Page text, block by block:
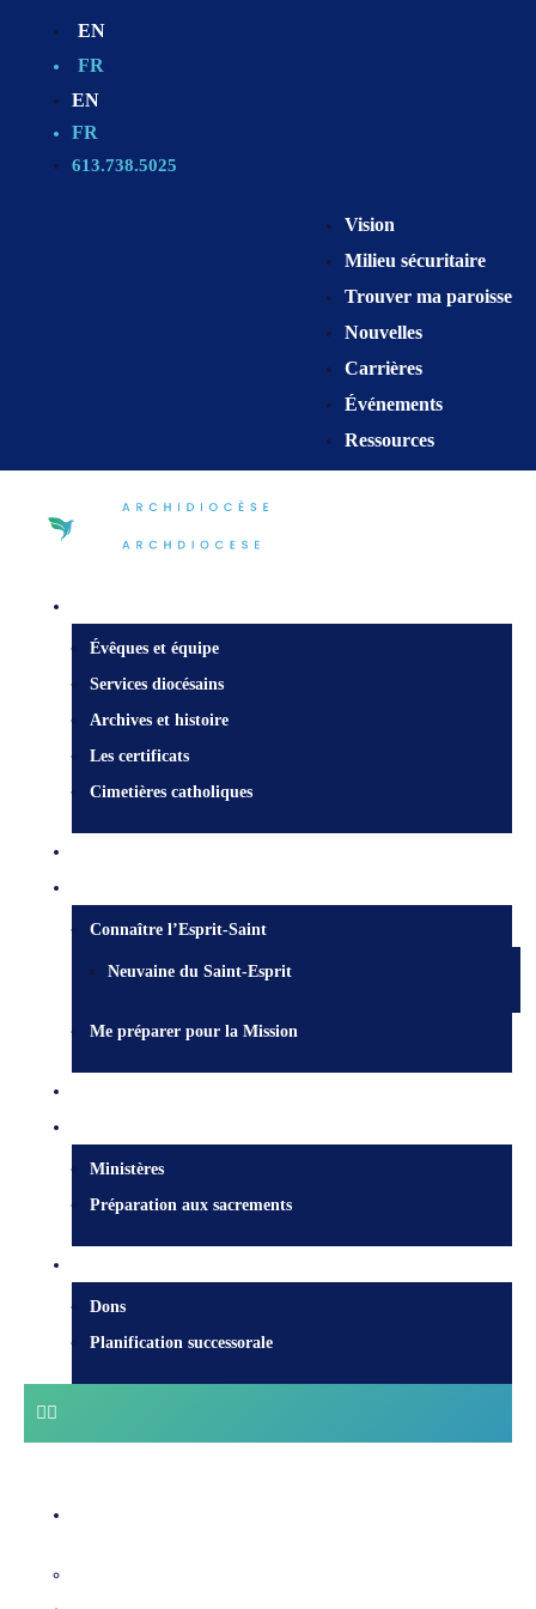
EN
FR
EN
FR
613.738.5025
Vision
Milieu sécuritaire
Trouver ma paroisse
Nouvelles
Carrières
Événements
Ressources
Évêques et équipe
Services diocésains
Archives et histoire
Les certificats
Cimetières catholiques
Connaître l’Esprit-Saint
Neuvaine du Saint-Esprit
Me préparer pour la Mission
Ministères
Préparation aux sacrements
Dons
Planification successorale